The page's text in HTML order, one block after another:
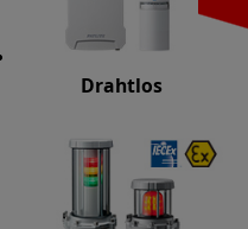
Drahtlos